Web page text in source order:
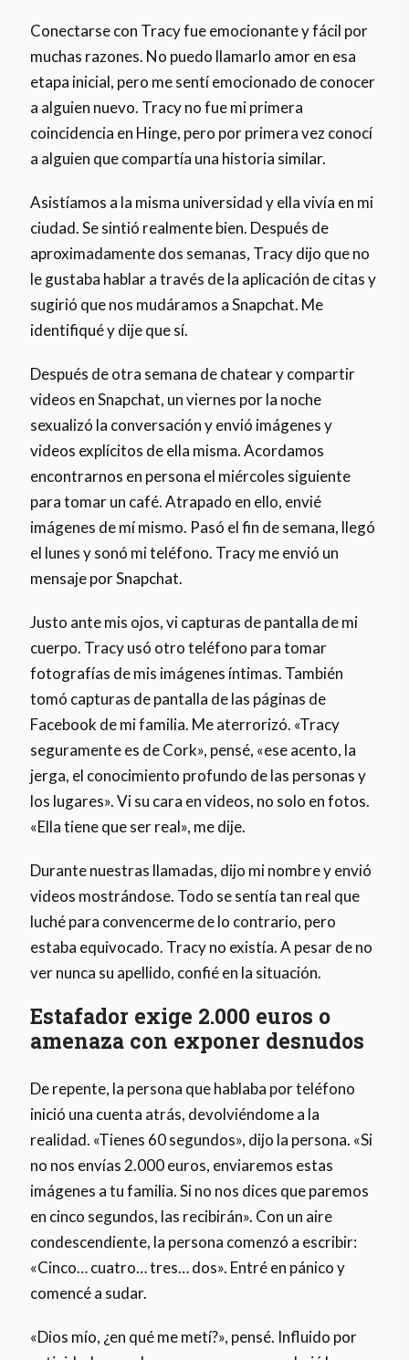
Conectarse con Tracy fue emocionante y fácil por
muchas razones. No puedo llamarlo amor en esa
etapa inicial, pero me sentí emocionado de conocer
a alguien nuevo. Tracy no fue mi primera
coincidencia en Hinge, pero por primera vez conocí
a alguien que compartía una historia similar.
Asistíamos a la misma universidad y ella vivía en mi
ciudad. Se sintió realmente bien. Después de
aproximadamente dos semanas, Tracy dijo que no
le gustaba hablar a través de la aplicación de citas y
sugirió que nos mudáramos a Snapchat. Me
identifiqué y dije que sí.
Después de otra semana de chatear y compartir
videos en Snapchat, un viernes por la noche
sexualizó la conversación y envió imágenes y
videos explícitos de ella misma. Acordamos
encontrarnos en persona el miércoles siguiente
para tomar un café. Atrapado en ello, envié
imágenes de mí mismo. Pasó el fin de semana, llegó
el lunes y sonó mi teléfono. Tracy me envió un
mensaje por Snapchat.
Justo ante mis ojos, vi capturas de pantalla de mi
cuerpo. Tracy usó otro teléfono para tomar
fotografías de mis imágenes íntimas. También
tomó capturas de pantalla de las páginas de
Facebook de mi familia. Me aterrorizó. «Tracy
seguramente es de Cork», pensé, «ese acento, la
jerga, el conocimiento profundo de las personas y
los lugares». Vi su cara en videos, no solo en fotos.
«Ella tiene que ser real», me dije.
Durante nuestras llamadas, dijo mi nombre y envió
videos mostrándose. Todo se sentía tan real que
luché para convencerme de lo contrario, pero
estaba equivocado. Tracy no existía. A pesar de no
ver nunca su apellido, confié en la situación.
Estafador exige 2.000 euros o
amenaza con exponer desnudos
De repente, la persona que hablaba por teléfono
inició una cuenta atrás, devolviéndome a la
realidad. «Tienes 60 segundos», dijo la persona. «Si
no nos envías 2.000 euros, enviaremos estas
imágenes a tu familia. Si no nos dices que paremos
en cinco segundos, las recibirán». Con un aire
condescendiente, la persona comenzó a escribir:
«Cinco… cuatro… tres… dos». Entré en pánico y
comencé a sudar.
«Dios mío, ¿en qué me metí?», pensé. Influido por